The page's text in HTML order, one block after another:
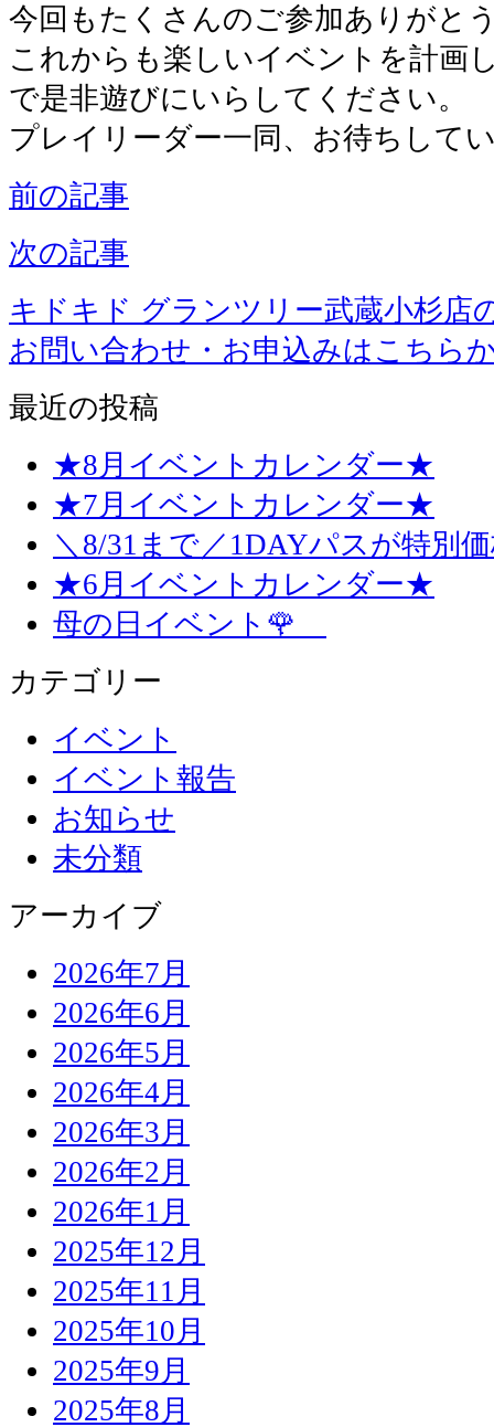
今回もたくさんのご参加ありがと
これからも楽しいイベントを計画
で是非遊びにいらしてください。
プレイリーダー一同、お待ちして
前の記事
次の記事
キドキド グランツリー武蔵小杉店
お問い合わせ・お申込みはこちら
最近の投稿
★8月イベントカレンダー★
★7月イベントカレンダー★
＼8/31まで／1DAYパスが特別
★6月イベントカレンダー★
母の日イベント🌹
カテゴリー
イベント
イベント報告
お知らせ
未分類
アーカイブ
2026年7月
2026年6月
2026年5月
2026年4月
2026年3月
2026年2月
2026年1月
2025年12月
2025年11月
2025年10月
2025年9月
2025年8月